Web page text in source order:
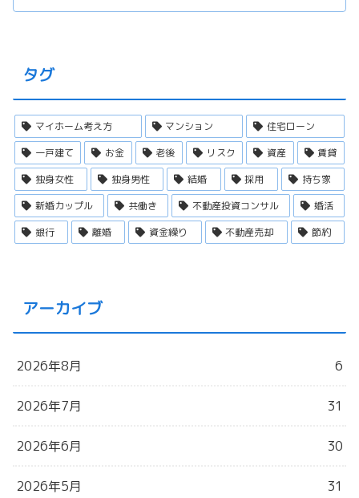
タグ
マイホーム考え方 マンション
住宅ローン
一戸建て
お金 老後 リスク 資産
賃貸
独身女性
独身男性 結婚 採用
持ち家
新婚カップル
共働き 不動産投資コンサル
婚活
銀行
離婚 資金繰り 不動産売却 節約
アーカイブ
2026年8月 6
2026年7月 31
2026年6月 30
2026年5月 31